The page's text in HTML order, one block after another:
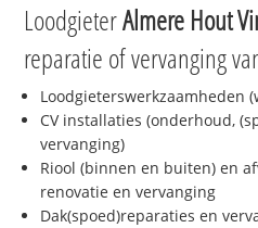
LoodgieterAlmere Hout
reparatie of vervanging
Loodgieterswerkzaamheden
CV installaties (onderhoud,
vervanging)
Riool (binnen en buiten) en
renovatie en vervanging
Dak(spoed)reparaties en